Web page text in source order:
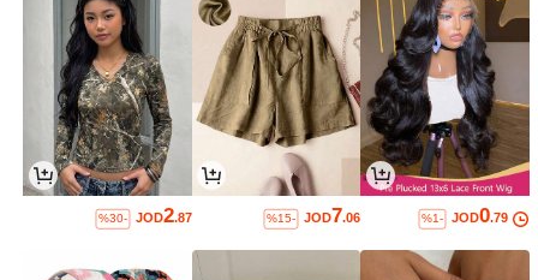
JOD0.79
%1-
JOD7.06
%15-
JOD2.87
%30-